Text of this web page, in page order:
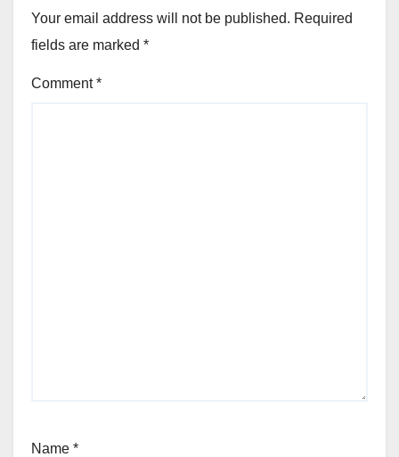
Your email address will not be published. Required
fields are marked *
Comment*
Name *